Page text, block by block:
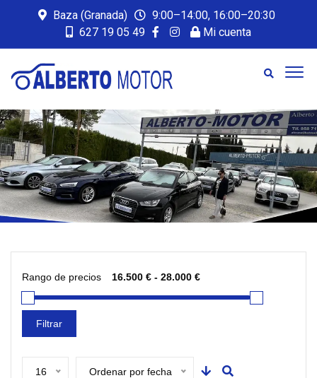
Baza (Granada)
9:00–14:00, 16:00–20:30
627 19 05 49
Mi cuenta
Rango de precios
Filtrar
16 Ordenar por fecha